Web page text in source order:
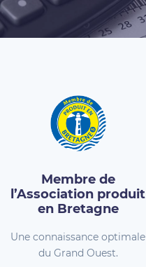
Membre de
l’Association produit
en Bretagne
Une connaissance optimale
du Grand Ouest.